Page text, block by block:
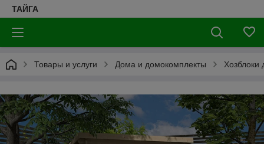
ТАЙГА
Товары и услуги Дома и домокомплекты Хозблоки